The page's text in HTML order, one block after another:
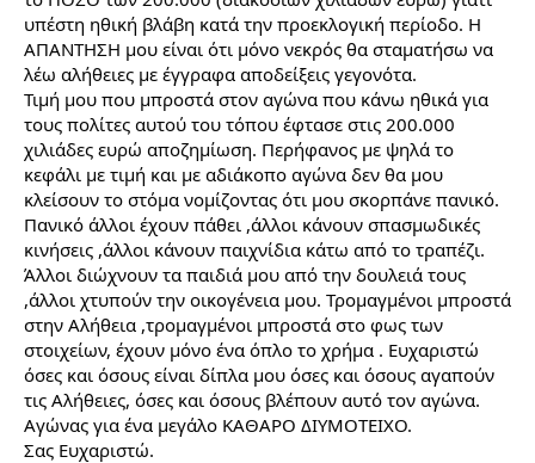
υπέστη ηθική βλάβη κατά την προεκλογική περίοδο. Η
ΑΠΑΝΤΗΣΗ μου είναι ότι μόνο νεκρός θα σταματήσω να
λέω αλήθειες με έγγραφα αποδείξεις γεγονότα.
Τιμή μου που μπροστά στον αγώνα που κάνω ηθικά για
τους πολίτες αυτού του τόπου έφτασε στις 200.000
χιλιάδες ευρώ αποζημίωση. Περήφανος με ψηλά το
κεφάλι με τιμή και με αδιάκοπο αγώνα δεν θα μου
κλείσουν το στόμα νομίζοντας ότι μου σκορπάνε πανικό.
Πανικό άλλοι έχουν πάθει ,άλλοι κάνουν σπασμωδικές
κινήσεις ,άλλοι κάνουν παιχνίδια κάτω από το τραπέζι.
Άλλοι διώχνουν τα παιδιά μου από την δουλειά τους
,άλλοι χτυπούν την οικογένεια μου. Τρομαγμένοι μπροστά
στην Αλήθεια ,τρομαγμένοι μπροστά στο φως των
στοιχείων, έχουν μόνο ένα όπλο το χρήμα . Ευχαριστώ
όσες και όσους είναι δίπλα μου όσες και όσους αγαπούν
τις Αλήθειες, όσες και όσους βλέπουν αυτό τον αγώνα.
Αγώνας για ένα μεγάλο ΚΑΘΑΡΟ ΔΙΥΜΟΤΕΙΧΟ.
Σας Ευχαριστώ.